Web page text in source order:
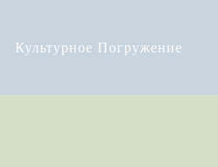
Культурное Погружение